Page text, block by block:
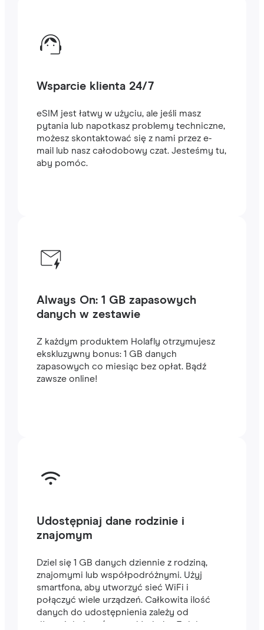
Wsparcie klienta 24/7
eSIM jest łatwy w użyciu, ale jeśli masz
pytania lub napotkasz problemy techniczne,
możesz skontaktować się z nami przez e-
mail lub nasz całodobowy czat. Jesteśmy tu,
aby pomóc.
Always On: 1 GB zapasowych
danych w zestawie
Z każdym produktem Holafly otrzymujesz
ekskluzywny bonus: 1 GB danych
zapasowych co miesiąc bez opłat. Bądź
zawsze online!
Udostępniaj dane rodzinie i
znajomym
Dziel się 1 GB danych dziennie z rodziną,
znajomymi lub współpodróżnymi. Użyj
smartfona, aby utworzyć sieć WiFi i
połączyć wiele urządzeń. Całkowita ilość
danych do udostępnienia zależy od
długości planu (na przykład plan 7-dniowy